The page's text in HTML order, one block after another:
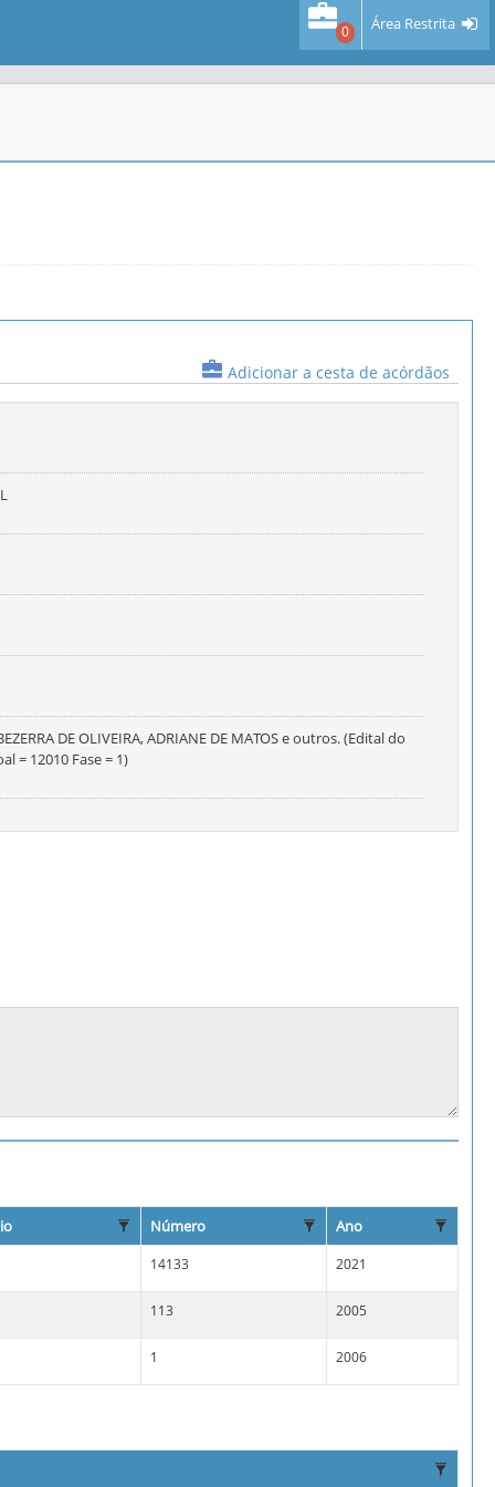
0 Área Restrita
Adicionar a cesta de acórdãos
DE OLIVEIRA, ADRIANE DE MATOS e outros. (Edital do
= 12010 Fase = 1)
Número Ano
14133 2021
113 2005
1 2006